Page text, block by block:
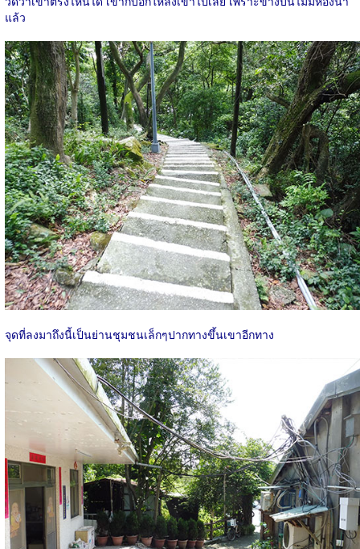
แล้ว
จุดที่ลงมาถึงนี้เป็นย่านชุมชนเล็กๆปากทางขึ้นเขาอีกทาง